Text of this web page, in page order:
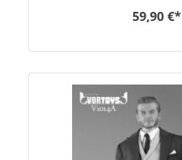
59,90 €*